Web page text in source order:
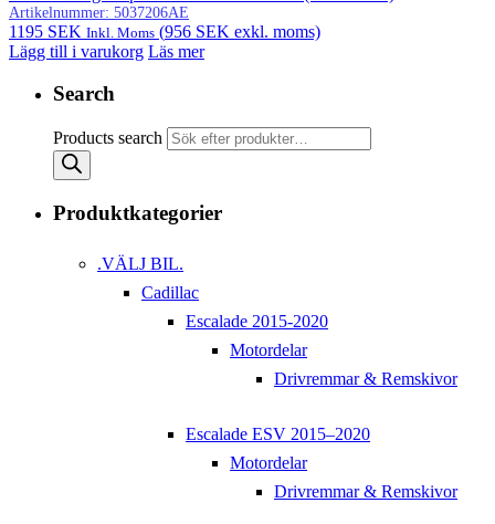
Artikelnummer: 5037206AE
1195 SEK Inkl. Moms (956 SEK exkl. moms)
Lägg till i varukorg Läs mer
Search
Products search
Produktkategorier
.VÄLJ BIL.
Cadillac
Escalade 2015-2020
Motordelar
Drivremmar & Remskivor
Escalade ESV 2015–2020
Motordelar
Drivremmar & Remskivor